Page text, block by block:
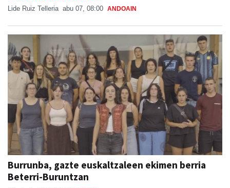
Lide Ruiz Telleria abu 07, 08:00 ANDOAIN
Burrunba, gazte euskaltzaleen ekimen berria
Beterri-Buruntzan